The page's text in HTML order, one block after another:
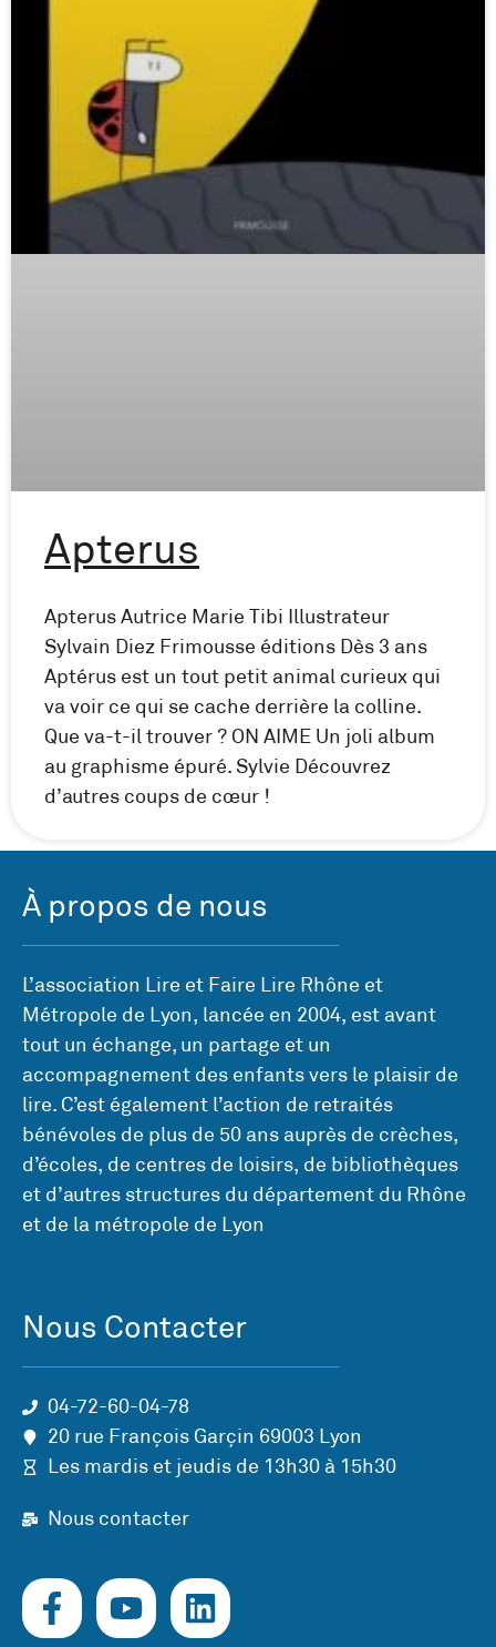
Apterus
Apterus Autrice Marie Tibi Illustrateur
Sylvain Diez Frimousse éditions Dès 3 ans
Aptérus est un tout petit animal curieux qui
va voir ce qui se cache derrière la colline.
Que va-t-il trouver ? ON AIME Un joli album
au graphisme épuré. Sylvie Découvrez
d’autres coups de cœur !
À propos de nous
L’association Lire et Faire Lire Rhône et
Métropole de Lyon, lancée en 2004, est avant
tout un échange, un partage et un
accompagnement des enfants vers le plaisir de
lire. C’est également l’action de retraités
bénévoles de plus de 50 ans auprès de crèches,
d’écoles, de centres de loisirs, de bibliothèques
et d’autres structures du département du Rhône
et de la métropole de Lyon
Nous Contacter
04-72-60-04-78
20 rue François Garçin 69003 Lyon
Les mardis et jeudis de 13h30 à 15h30
Nous contacter